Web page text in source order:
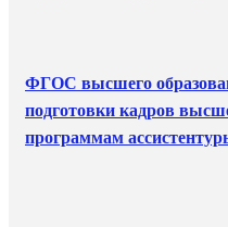
ФГОС высшего
подготовки кадров
программам